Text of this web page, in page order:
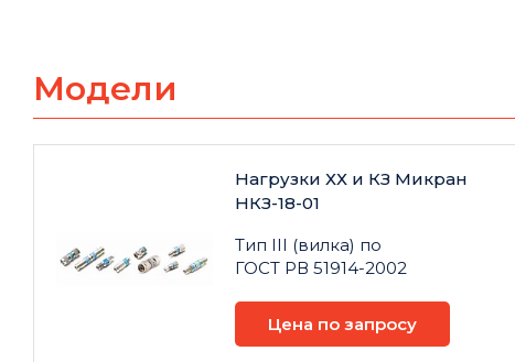
Модели
Нагрузки ХХ и КЗ Микран
НКЗ-18-01
Тип III (вилка) по
ГОСТ РВ 51914-2002
Цена по запросу